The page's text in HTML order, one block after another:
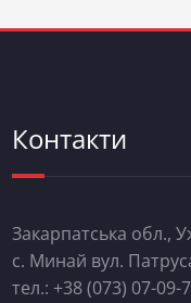
Контакти
Закарпатська обл.,
с. Минай вул.
тел.: +38 (073) 07-09-